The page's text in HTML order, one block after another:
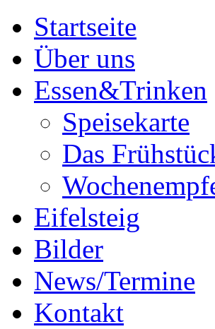
Startseite
Über uns
Essen&Trinken
Speisekarte
Das
Eifelsteig
Bilder
News/Termine
Kontakt